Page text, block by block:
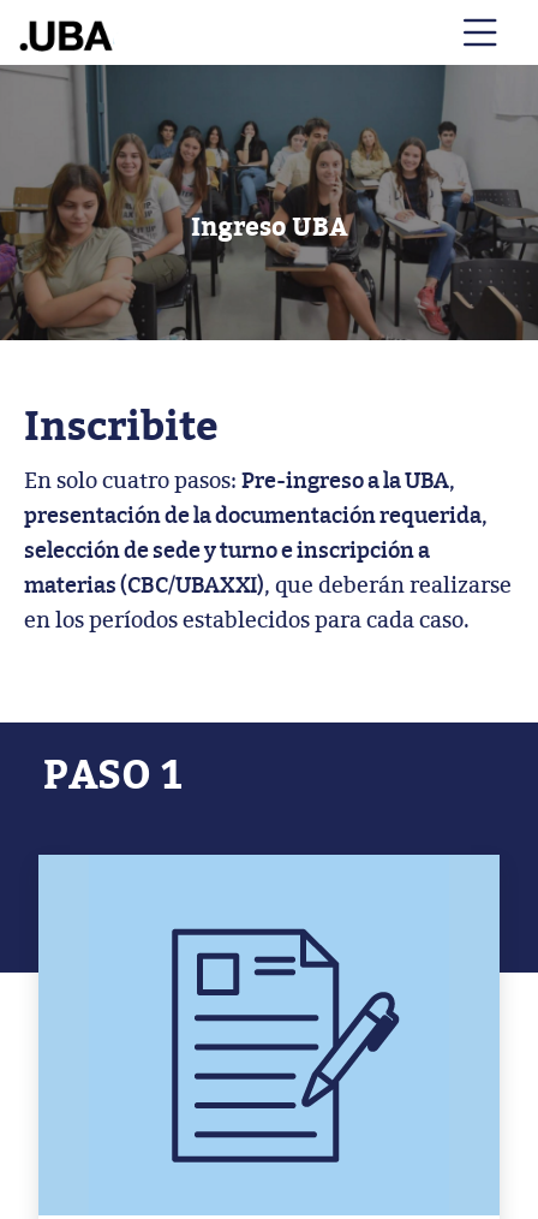
Ingreso UBA
Inscribite
En solo cuatro pasos: Pre-ingreso a la UBA,
presentación de la documentación requerida,
selección de sede y turno e inscripción a
materias (CBC/UBAXXI), que deberán realizarse
en los períodos establecidos para cada caso.
PASO 1